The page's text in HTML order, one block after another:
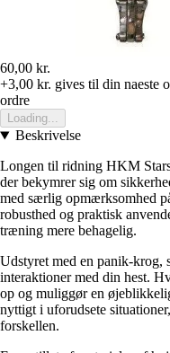
60,00 kr.
+3,00 kr. gives til din naeste
ordre
Loading...
Beskrivelse
Longen til ridning HKM
der bekymrer sig om
med særlig opmærksomhed
robusthed og praktisk
træning mere behagelig.
Udstyret med en panik-krog,
interaktioner med din hest.
op og muliggør en
nyttigt i uforudsete
forskellen.